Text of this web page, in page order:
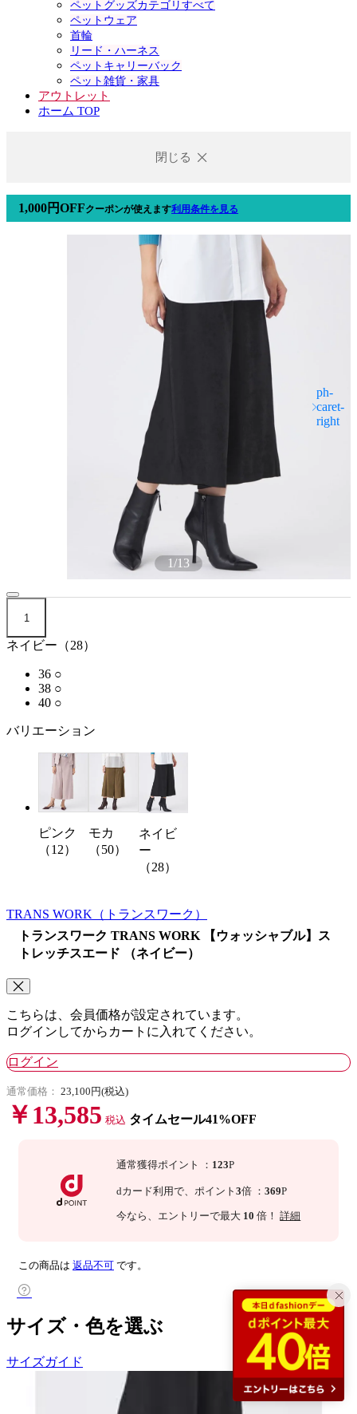
ペットグッズカテゴリすべて
ペットウェア
首輪
リード・ハーネス
ペットキャリーバック
ペット雑貨・家具
アウトレット
ホーム TOP
閉じる
1,000円OFFクーポンが使えます利用条件を見る
1/13
1
ネイビー（28）
36 ○
38 ○
40 ○
バリエーション
ピンク
（12）
モカ
（50）
ネイビ
ー
（28）
TRANS WORK （トランスワーク）
トランスワーク TRANS WORK 【ウォッシャブル】ス
トレッチスエード （ネイビー）
こちらは、会員価格が設定されています。
ログインしてからカートに入れてください。
ログイン
通常価格： 23,100円(税込)
￥13,585 税込 タイムセール41%OFF
通常獲得ポイント ： 123P
dカード利用で、 ポイント3倍 ：369P
今なら 、エントリーで最大 10 倍！詳細
この商品は 返品不可 です。
サイズ・色を選ぶ
サイズガイド